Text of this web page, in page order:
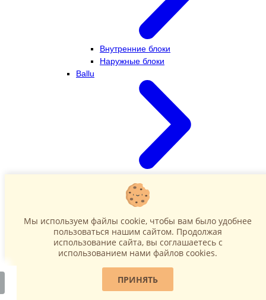
Внутренние блоки
Наружные блоки
Ballu
Наружные блоки
Мы используем файлы cookie, чтобы вам было удобнее
пользоваться нашим сайтом. Продолжая
использование сайта, вы соглашаетесь c
использованием нами файлов cookies.
ПРИНЯТЬ